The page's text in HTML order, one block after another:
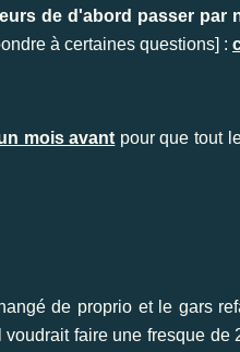
de d'abord passer par
à certaines questions] :
mois avant pour que tout
de proprio et le gars
faire une fresque de